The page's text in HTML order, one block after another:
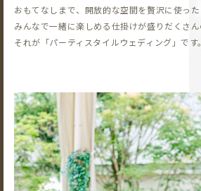
おもてなしまで、開放的な空間を贅沢に使った
みんなで一緒に楽しめる仕掛けが盛りだくさん
それが「パーティスタイルウェディング」です。